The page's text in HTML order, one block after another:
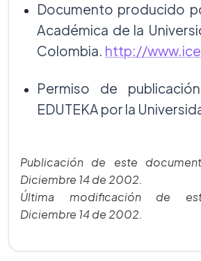
Documento producido
Académica de la
Colombia. http://
Permiso de
EDUTEKA por la
Publicación de este
Diciembre 14 de 2002.
Última modificación de
Diciembre 14 de 2002.